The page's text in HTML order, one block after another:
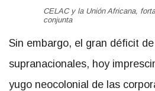
CELAC y la Unión Africana,
conjunta
Sin embargo, el gran déficit
supranacionales, hoy
yugo neocolonial de las